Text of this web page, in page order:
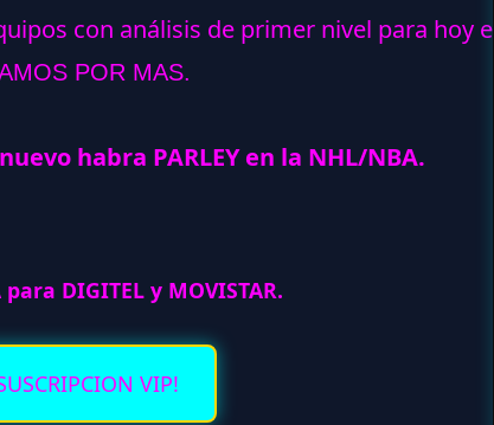
con análisis de primer nivel para hoy en
POR MAS.
habra PARLEY en la NHL/NBA.
DIGITEL y MOVISTAR.
VIP!